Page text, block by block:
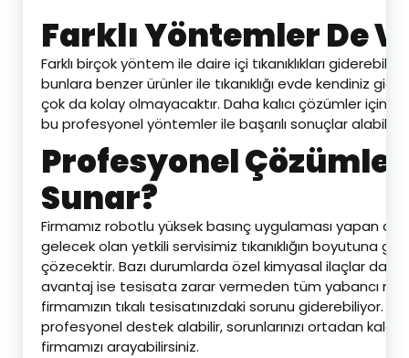
Farklı Yöntemler De
Farklı birçok yöntem ile daire içi tıkanıklıkları
bunlara benzer ürünler ile tıkanıklığı evde kendiniz
çok da kolay olmayacaktır. Daha kalıcı çözümler için
bu profesyonel yöntemler ile başarılı sonuçlar
Profesyonel
Sunar?
Firmamız robotlu yüksek basınç uygulaması yapan
gelecek olan yetkili servisimiz tıkanıklığın boyutuna
çözecektir. Bazı durumlarda özel kimyasal ilaçlar da
avantaj ise tesisata zarar vermeden tüm yabancı
firmamızın tıkalı tesisatınızdaki sorunu giderebiliyor.
profesyonel destek alabilir, sorunlarınızı ortadan
firmamızı arayabilirsiniz.